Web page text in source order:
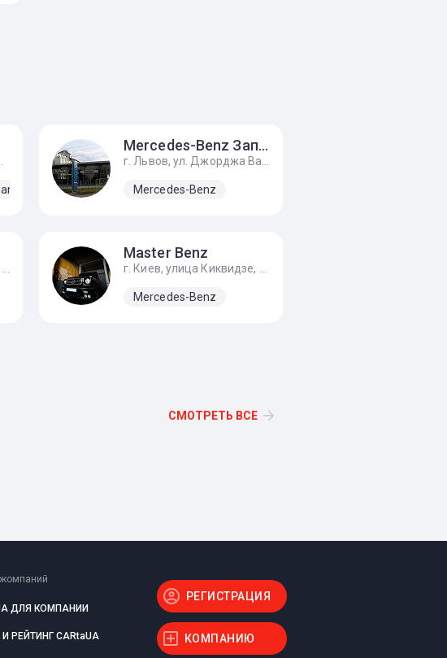
Opel Renault Volkswagen
Mercedes-Benz Западно-Украинский Автомобильный Дом
Mercedes-Benz
Master Benz
Mercedes-Benz
СМОТРЕТЬ ВСЕ
ДЛЯ КОМПАНИИ
РЕЙТИНГ CARtaUA
РЕГИСТРАЦИЯ
КОМПАНИЮ